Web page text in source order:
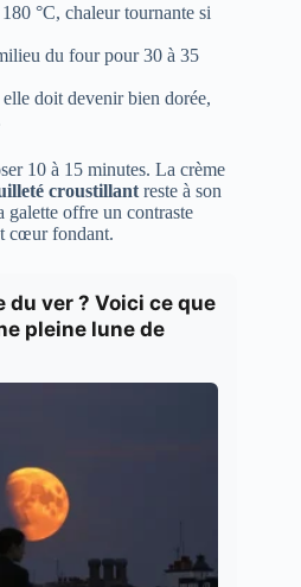
°C, chaleur tournante si
du four pour 30 à 35
doit devenir bien dorée,
10 à 15 minutes. La crème
croustillant reste à son
galette offre un contraste
cœur fondant.
du ver ? Voici ce que
pleine lune de